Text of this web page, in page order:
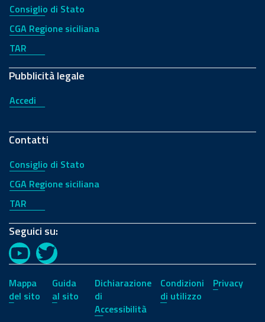
Consiglio di Stato
CGA Regione siciliana
TAR
Pubblicità legale
Accedi
Contatti
Consiglio di Stato
CGA Regione siciliana
TAR
Seguici su:
YouTubeTwitter
Mappa
del sito
Guida
al sito
Dichiarazione
di
Accessibilità
Condizioni
di utilizzo
Privacy